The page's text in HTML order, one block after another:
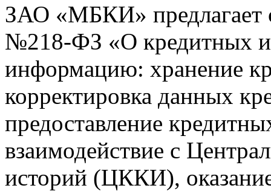
ЗАО «МБКИ» предлагает
№218-ФЗ «О кредитных
информацию: хранение
корректировка данных
предоставление
взаимодействие с
историй (ЦККИ),